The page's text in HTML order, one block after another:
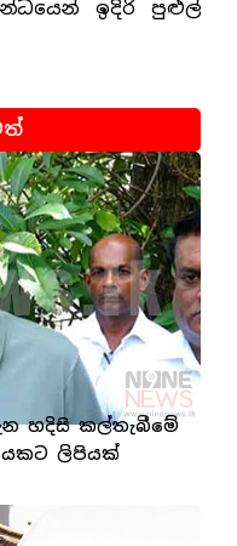
ඉදිරි පුළුල්
හදිසි කල්තැබීමේ
ලිපියක්